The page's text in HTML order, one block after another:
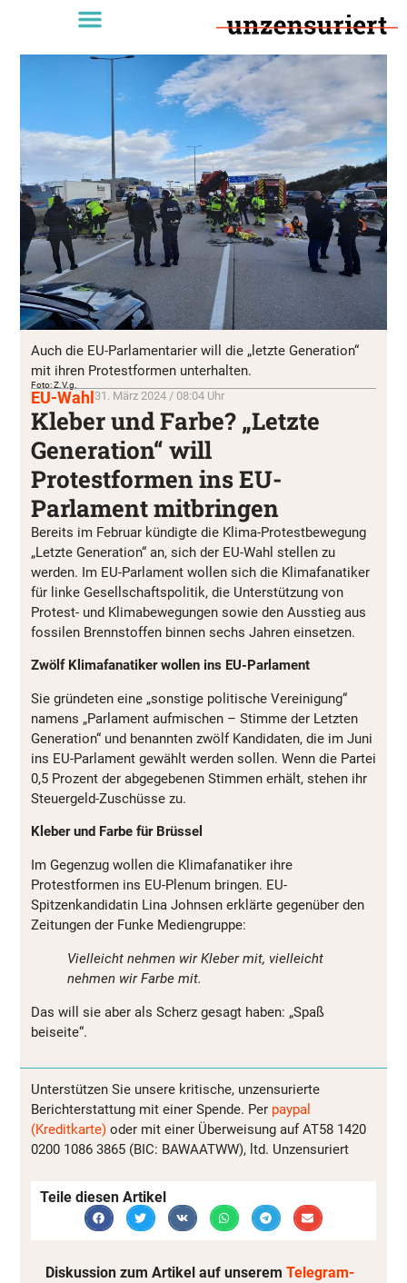
Auch die EU-Parlamentarier will die „letzte Generation“
mit ihren Protestformen unterhalten.
Foto: Z.V.g.
EU-Wahl 31. März 2024 / 08:04 Uhr
Kleber und Farbe? „Letzte
Generation“ will
Protestformen ins EU-
Parlament mitbringen
Bereits im Februar kündigte die Klima-Protestbewegung
„Letzte Generation“ an, sich der EU-Wahl stellen zu
werden. Im EU-Parlament wollen sich die Klimafanatiker
für linke Gesellschaftspolitik, die Unterstützung von
Protest- und Klimabewegungen sowie den Ausstieg aus
fossilen Brennstoffen binnen sechs Jahren einsetzen.
Zwölf Klimafanatiker wollen ins EU-Parlament
Sie gründeten eine „sonstige politische Vereinigung“
namens „Parlament aufmischen – Stimme der Letzten
Generation“ und benannten zwölf Kandidaten, die im Juni
ins EU-Parlament gewählt werden sollen. Wenn die Partei
0,5 Prozent der abgegebenen Stimmen erhält, stehen ihr
Steuergeld-Zuschüsse zu.
Kleber und Farbe für Brüssel
Im Gegenzug wollen die Klimafanatiker ihre
Protestformen ins EU-Plenum bringen. EU-
Spitzenkandidatin Lina Johnsen erklärte gegenüber den
Zeitungen der Funke Mediengruppe:
Vielleicht nehmen wir Kleber mit, vielleicht
nehmen wir Farbe mit.
Das will sie aber als Scherz gesagt haben: „Spaß
beiseite“.
Unterstützen Sie unsere kritische, unzensurierte
Berichterstattung mit einer Spende. Per paypal
(Kreditkarte) oder mit einer Überweisung auf AT58 1420
0200 1086 3865 (BIC: BAWAATWW), ltd. Unzensuriert
Teile diesen Artikel
Diskussion zum Artikel auf unserem Telegram-